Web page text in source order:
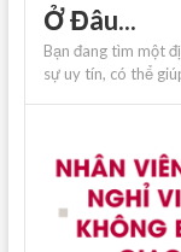
Ở Đâu...
Bạn đang tìm một
sự uy tín, có thể